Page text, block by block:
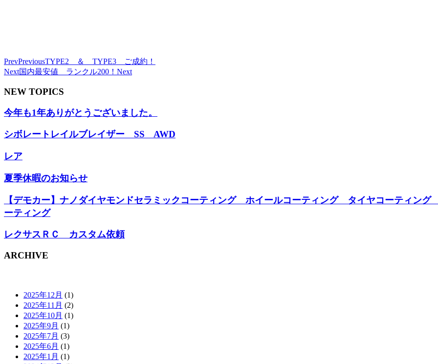
PrevPreviousTYPE2 ＆ TYPE3 ご成約！
Next国内最安値 ランクル200！ Next
NEW TOPICS
今年も1年ありがとうございました。
シボレートレイルブレイザー SS AWD
レア
夏季休暇のお知らせ
【デモカー】ナノダイヤモンドセラミックコーティング ホイールコーティング タイヤコーティン
ーティング
レクサスＲＣ カスタム依頼
ARCHIVE
2025年12月 (1)
2025年11月 (2)
2025年10月 (1)
2025年9月 (1)
2025年7月 (3)
2025年6月 (1)
2025年1月 (1)